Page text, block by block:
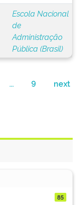
Escola Nacional
de
Administração
Pública (Brasil)
... 9 next
85